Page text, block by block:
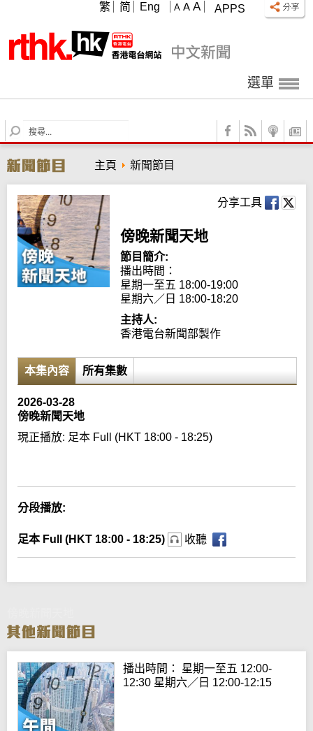
APPS
A A A
繁 简 Eng
選單
S
e
r
c
h
主頁 新聞節目
分享工具
傍晚新聞天地
節目簡介:
播出時間：
星期一至五 18:00-19:00
星期六／日 18:00-18:20
主持人:
香港電台新聞部製作
本集內容 所有集數
2026-03-28
傍晚新聞天地
現正播放: 足本 Full (HKT 18:00 - 18:25)
分段播放:
足本 Full (HKT 18:00 - 18:25) 收聽
播出時間： 星期一至五 12:00-
12:30 星期六／日 12:00-12:15